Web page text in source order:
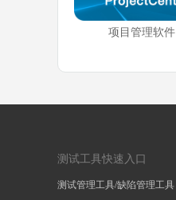
项目管理软件
测试工具快速入口
测试管理工具/缺陷管理工具